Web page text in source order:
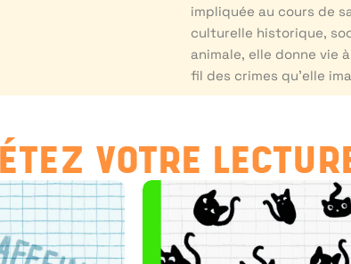
impliquée au cours de
culturelle historique,
animale, elle donne vie
fil des crimes qu’elle
VOTRE